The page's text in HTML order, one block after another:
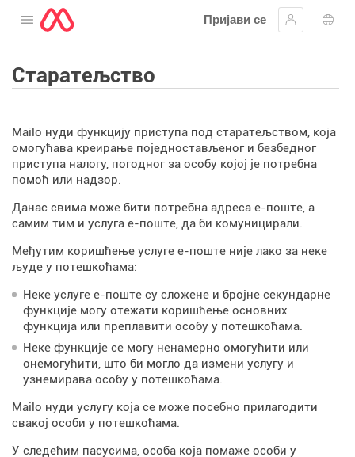
Отворите мени
Пријави се
Пријавите
Старатељство
Mailo нуди функцију приступа под старатељством, која
омогућава креирање поједностављеног и безбедног
приступа налогу, погодног за особу којој је потребна
помоћ или надзор.
Данас свима може бити потребна адреса е-поште, а
самим тим и услуга е-поште, да би комуницирали.
Међутим коришћење услуге е-поште није лако за неке
људе у потешкоћама:
Неке услуге е-поште су сложене и бројне секундарне
функције могу отежати коришћење основних
функција или преплавити особу у потешкоћама.
Неке функције се могу ненамерно омогућити или
онемогућити, што би могло да измени услугу и
узнемирава особу у потешкоћама.
Mailo нуди услугу која се може посебно прилагодити
свакој особи у потешкоћама.
У следећим пасусима, особа која помаже особи у